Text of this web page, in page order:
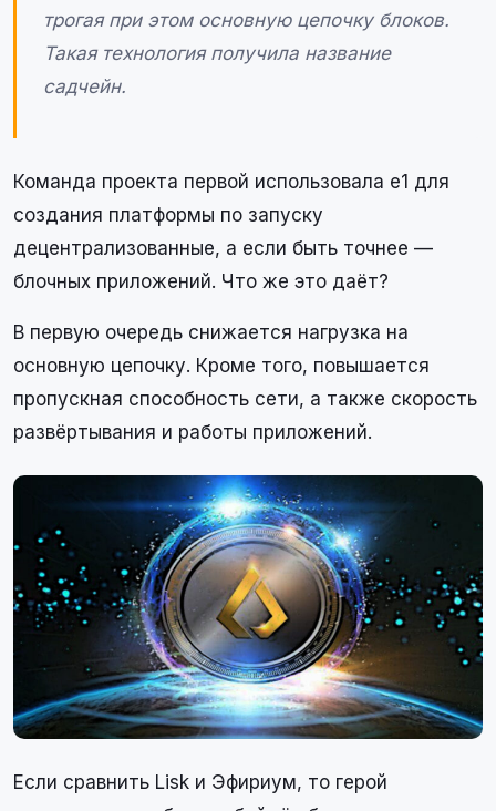
трогая при этом основную цепочку блоков.
Такая технология получила название
садчейн.
Команда проекта первой использовала е1 для
создания платформы по запуску
децентрализованные, а если быть точнее —
блочных приложений. Что же это даёт?
В первую очередь снижается нагрузка на
основную цепочку. Кроме того, повышается
пропускная способность сети, а также скорость
развёртывания и работы приложений.
Если сравнить Lisk и Эфириум, то герой